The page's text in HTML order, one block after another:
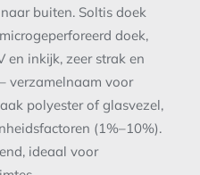
buiten. Soltis doek
doek,
en inkijk, zeer strak en
verzamelnaam voor
polyester of glasvezel,
(1%–10%).
ideaal voor